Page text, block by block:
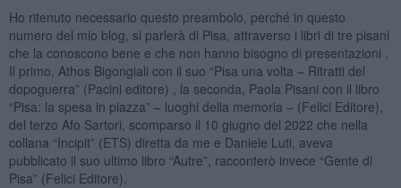
Ho ritenuto necessario questo preambolo, perché in questo
numero del mio blog, si parlerà di Pisa, attraverso i libri di tre pisani
che la conoscono bene e che non hanno bisogno di presentazioni .
Il primo, Athos Bigongiali con il suo “Pisa una volta – Ritratti del
dopoguerra” (Pacini editore) , la seconda, Paola Pisani con il libro
“Pisa: la spesa in piazza” – luoghi della memoria – (Felici Editore),
del terzo Afo Sartori, scomparso il 10 giugno del 2022 che nella
collana “Incipit” (ETS) diretta da me e Daniele Luti, aveva
pubblicato il suo ultimo libro “Autre”, racconterò invece “Gente di
Pisa” (Felici Editore).